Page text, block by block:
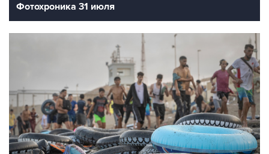
Фотохроника 31 июля